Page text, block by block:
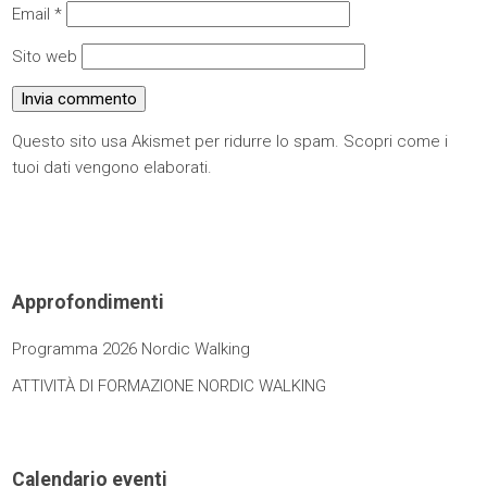
Email*
Sito web
Questo sito usa Akismet per ridurre lo spam. Scopri come i
tuoi dati vengono elaborati.
Approfondimenti
Programma 2026 Nordic Walking
ATTIVITÀ DI FORMAZIONE NORDIC WALKING
Calendario eventi